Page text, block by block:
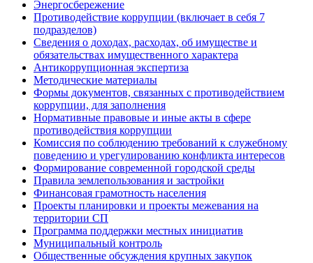
Энергосбережение
Противодействие коррупции (включает в себя 7
подразделов)
Сведения о доходах, расходах, об имуществе и
обязательствах имущественного характера
Антикоррупционная экспертиза
Методические материалы
Формы документов, связанных с противодействием
коррупции, для заполнения
Нормативные правовые и иные акты в сфере
противодействия коррупции
Комиссия по соблюдению требований к служебному
поведению и урегулированию конфликта интересов
Формирование современной городской среды
Правила землепользования и застройки
Финансовая грамотность населения
Проекты планировки и проекты межевания на
территории СП
Программа поддержки местных инициатив
Муниципальный контроль
Общественные обсуждения крупных закупок